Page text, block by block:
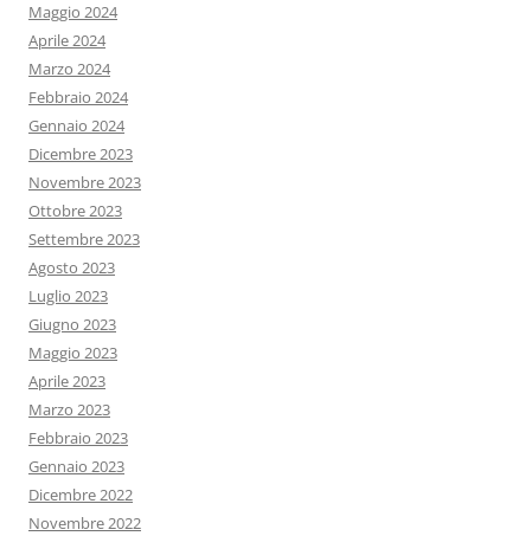
Maggio 2024
Aprile 2024
Marzo 2024
Febbraio 2024
Gennaio 2024
Dicembre 2023
Novembre 2023
Ottobre 2023
Settembre 2023
Agosto 2023
Luglio 2023
Giugno 2023
Maggio 2023
Aprile 2023
Marzo 2023
Febbraio 2023
Gennaio 2023
Dicembre 2022
Novembre 2022